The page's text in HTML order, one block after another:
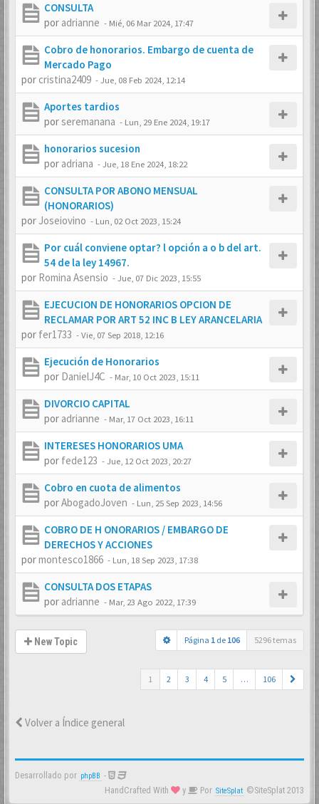
CONSULTA
por adrianne - Mié, 06 Mar 2024, 17:47
Cobro de honorarios. Embargo de cuenta de
Mercado Pago
por cristina2409 -Jue, 08 Feb 2024, 12:14
Aportes tardios
porseremanana - Lun, 29 Ene 2024, 19:17
honorarios sucesion
por adriana -Jue, 18 Ene 2024, 18:22
CONSULTA POR ABONO MENSUAL
(HONORARIOS)
por Joseiovino - Lun, 02 Oct 2023, 15:24
Por cuál conviene optar? l opción a o b del art.
54 de la ley 14967.
por Romina Asensio -Jue, 07 Dic 2023, 15:55
EJECUCION DE HONORARIOS OPCION DE
RECLAMAR POR ART 52 INC B LEY ARANCELARIA
por fer1733 -Vie, 07 Sep 2018, 12:16
Ejecución de Honorarios
por DanielJ4C - Mar, 10 Oct 2023, 15:11
DIVORCIO CAPITAL
por adrianne - Mar, 17 Oct 2023, 16:11
INTERESES HONORARIOS UMA
por fede123 -Jue, 12 Oct 2023, 20:27
Cobro en cuota de alimentos
porAbogadoJoven - Lun, 25 Sep 2023, 14:56
COBRO DE H ONORARIOS / EMBARGO DE
DERECHOS Y ACCIONES
pormontesco1866 - Lun, 18 Sep 2023, 17:38
CONSULTA DOS ETAPAS
por adrianne - Mar, 23 Ago 2022, 17:39
New Topic Página 1 de 106 5296 temas
1 2 3 4 5 … 106
Volver a Índice general
Desarrollado por phpBB -
HandCrafted With
y Por SiteSplat ©SiteSplat 2013